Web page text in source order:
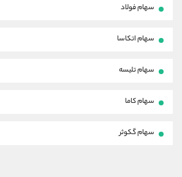
سهام فولاد
سهام اتکاسا
سهام تلیسه
سهام کاما
سهام گکوثر